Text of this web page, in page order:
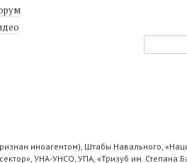
иноагентом), Штабы Навального,
УНА-УНСО, УПА, «Тризуб им. Степана